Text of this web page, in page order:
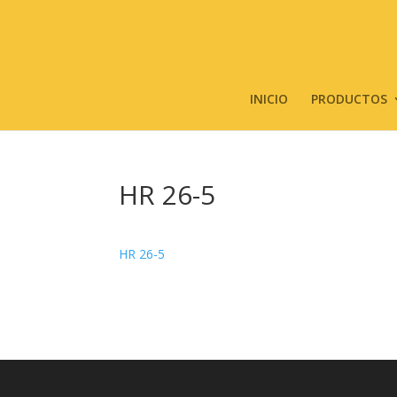
INICIO PRODUCTOS
HR 26-5
HR 26-5